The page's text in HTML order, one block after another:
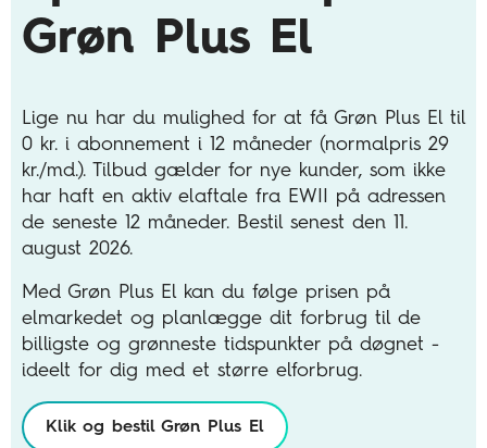
Grøn Plus El
Lige nu har du mulighed for at få Grøn Plus El til
0 kr. i abonnement i 12 måneder (normalpris 29
kr./md.). Tilbud gælder for nye kunder, som ikke
har haft en aktiv elaftale fra EWII på adressen
de seneste 12 måneder. Bestil senest den 11.
august 2026.
Med Grøn Plus El kan du følge prisen på
elmarkedet og planlægge dit forbrug til de
billigste og grønneste tidspunkter på døgnet -
ideelt for dig med et større elforbrug.
Klik og bestil Grøn Plus El